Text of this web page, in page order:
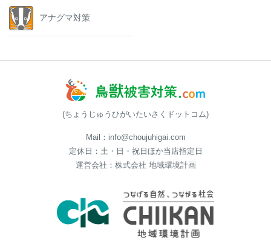
アナグマ対策
(ちょうじゅうひがいたいさくドットコム)
Mail：info@choujuhigai.com
定休日：土・日・祝日ほか当店指定日
運営会社：株式会社 地域環境計画